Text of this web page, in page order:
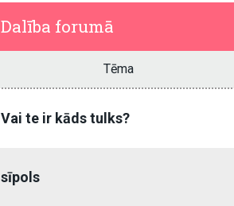
Dalība forumā
Tēma
Vai te ir kāds tulks?
sīpols